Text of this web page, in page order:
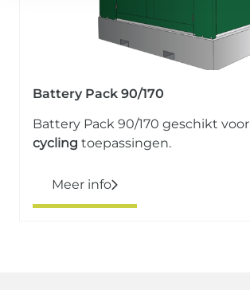
Battery Pack 90/170
Battery Pack 90/170 geschikt voor
cycling toepassingen.
Meer info